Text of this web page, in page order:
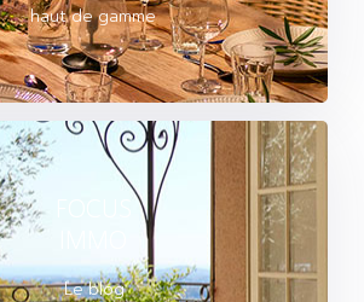
haut de gamme
Le blog